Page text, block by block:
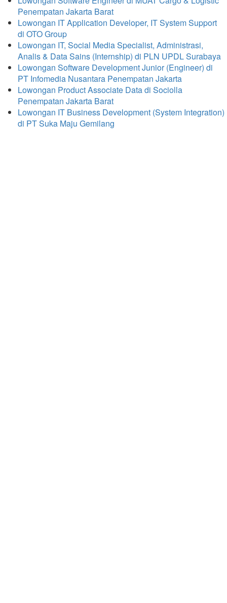
Penempatan Jakarta Barat
Lowongan IT Application Developer, IT System Support
di OTO Group
Lowongan IT, Social Media Specialist, Administrasi,
Analis & Data Sains (Internship) di PLN UPDL Surabaya
Lowongan Software Development Junior (Engineer) di
PT Infomedia Nusantara Penempatan Jakarta
Lowongan Product Associate Data di Sociolla
Penempatan Jakarta Barat
Lowongan IT Business Development (System Integration)
di PT Suka Maju Gemilang